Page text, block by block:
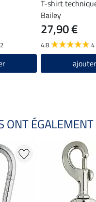
2
T-shirt
Bailey
27,90 €
4.8 4
ajouter
ONT